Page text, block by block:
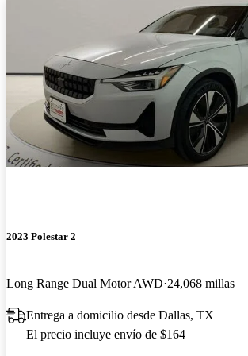
2023 Polestar 2
Long Range Dual Motor AWD 24,068 millas
Entrega a domicilio desde Dallas, TX
El precio incluye envío de $164